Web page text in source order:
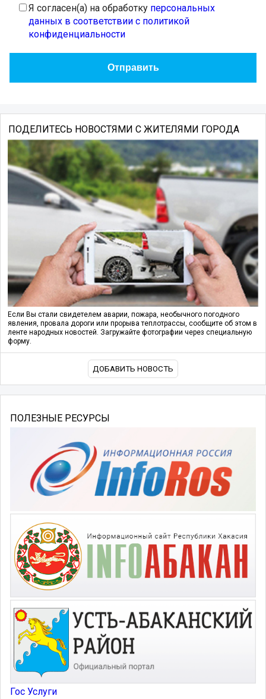
Я согласен(а) на обработку персональных
данных в соответствии с политикой
конфиденциальности
ПОДЕЛИТЕСЬ НОВОСТЯМИ С ЖИТЕЛЯМИ ГОРОДА
Если Вы стали свидетелем аварии, пожара, необычного погодного
явления, провала дороги или прорыва теплотрассы, сообщите об этом в
ленте народных новостей. Загружайте фотографии через специальную
форму.
ДОБАВИТЬ НОВОСТЬ
ПОЛЕЗНЫЕ РЕСУРСЫ
Гос Услуги